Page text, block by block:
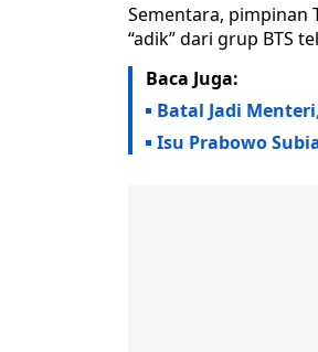
Sementara, pimpinan
“adik” dari grup BTS
Baca Juga:
Batal Jadi
Isu Prabowo